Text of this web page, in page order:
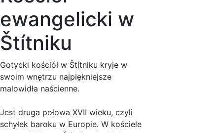
ewangelicki w
Štítniku
Gotycki kościół w Štítniku kryje w
swoim wnętrzu najpiękniejsze
malowidła naścienne.
Jest druga połowa XVII wieku, czyli
schyłek baroku w Europie. W kościele